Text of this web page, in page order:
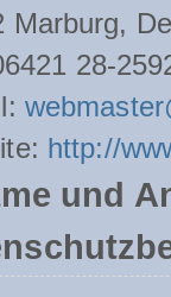
Marburg,
28-
http://
und